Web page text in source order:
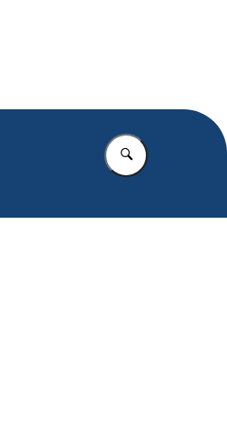
Vul in wat u